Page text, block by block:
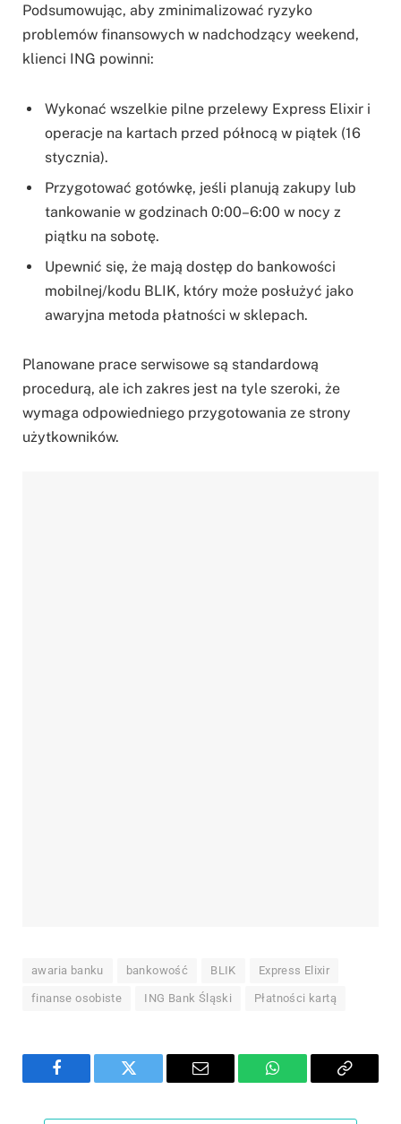
Podsumowując, aby zminimalizować ryzyko
problemów finansowych w nadchodzący weekend,
klienci ING powinni:
Wykonać wszelkie pilne przelewy Express Elixir i
operacje na kartach przed północą w piątek (16
stycznia).
Przygotować gotówkę, jeśli planują zakupy lub
tankowanie w godzinach 0:00–6:00 w nocy z
piątku na sobotę.
Upewnić się, że mają dostęp do bankowości
mobilnej/kodu BLIK, który może posłużyć jako
awaryjna metoda płatności w sklepach.
Planowane prace serwisowe są standardową
procedurą, ale ich zakres jest na tyle szeroki, że
wymaga odpowiedniego przygotowania ze strony
użytkowników.
awaria banku bankowość BLIK Express Elixir
finanse osobiste ING Bank Śląski Płatności kartą
Facebook Twitter Email WhatsAppCopy